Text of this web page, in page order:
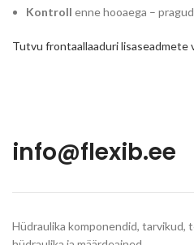
Kontroll enne hooaega –
Tutvu frontaallaaduri lisaseadmete
info@flexib.ee
Hüdraulika komponendid, tarvikud,